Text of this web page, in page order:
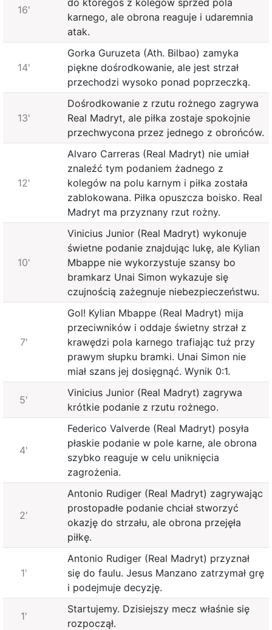
16'
do któregoś z kolegów sprzed pola
karnego, ale obrona reaguje i udaremnia
atak.
14'
Gorka Guruzeta (Ath. Bilbao) zamyka
piękne dośrodkowanie, ale jest strzał
przechodzi wysoko ponad poprzeczką.
13'
Dośrodkowanie z rzutu rożnego zagrywa
Real Madryt, ale piłka zostaje spokojnie
przechwycona przez jednego z obrońców.
12'
Alvaro Carreras (Real Madryt) nie umiał
znaleźć tym podaniem żadnego z
kolegów na polu karnym i piłka została
zablokowana. Piłka opuszcza boisko. Real
Madryt ma przyznany rzut rożny.
10'
Vinicius Junior (Real Madryt) wykonuje
świetne podanie znajdując lukę, ale Kylian
Mbappe nie wykorzystuje szansy bo
bramkarz Unai Simon wykazuje się
czujnością zażegnuje niebezpieczeństwu.
7'
Gol! Kylian Mbappe (Real Madryt) mija
przeciwników i oddaje świetny strzał z
krawędzi pola karnego trafiając tuż przy
prawym słupku bramki. Unai Simon nie
miał szans jej dosięgnąć. Wynik 0:1.
5'
Vinicius Junior (Real Madryt) zagrywa
krótkie podanie z rzutu rożnego.
4'
Federico Valverde (Real Madryt) posyła
płaskie podanie w pole karne, ale obrona
szybko reaguje w celu uniknięcia
zagrożenia.
2'
Antonio Rudiger (Real Madryt) zagrywając
prostopadłe podanie chciał stworzyć
okazję do strzału, ale obrona przejęła
piłkę.
1'
Antonio Rudiger (Real Madryt) przyznał
się do faulu. Jesus Manzano zatrzymał grę
i podejmuje decyzję.
1'
Startujemy. Dzisiejszy mecz właśnie się
rozpoczął.